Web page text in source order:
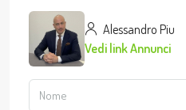
Alessandro Piu
Vedi link Annunci